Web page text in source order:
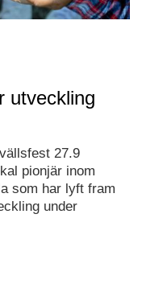
utveckling
27.9
pionjär inom
som har lyft fram
under